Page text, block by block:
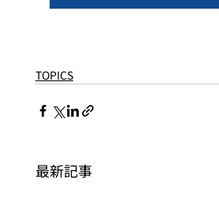
TOPICS
最新記事